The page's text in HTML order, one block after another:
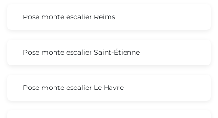
Pose monte escalier Reims
Pose monte escalier Saint-Étienne
Pose monte escalier Le Havre